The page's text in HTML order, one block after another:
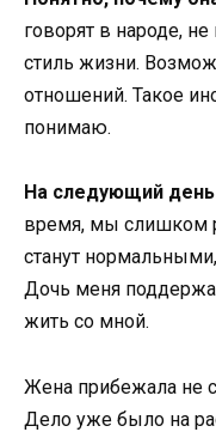
говорят в народе,
стиль жизни.
отношений. Такое
понимаю.
На следующий
время, мы слишком
станут
Дочь меня
жить со мной.
Жена прибежала не
Дело уже было на